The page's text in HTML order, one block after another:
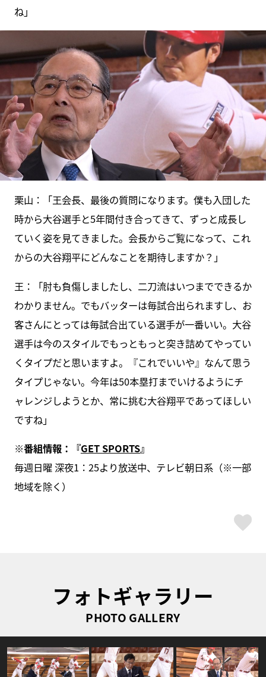
ね」
栗山：「王会長、最後の質問になります。僕も入団した
時から大谷選手と5年間付き合ってきて、ずっと成長し
ていく姿を見てきました。会長からご覧になって、これ
からの大谷翔平にどんなことを期待しますか？」
王：「肘も負傷しましたし、二刀流はいつまでできるか
わかりません。でもバッターは毎試合出られますし、お
客さんにとっては毎試合出ている選手が一番いい。大谷
選手は今のスタイルでもっともっと突き詰めてやってい
くタイプだと思いますよ。『これでいいや』なんて思う
タイプじゃない。今年は50本塁打までいけるようにチ
ャレンジしようとか、常に挑む大谷翔平であってほしい
ですね」
※番組情報：『GET SPORTS』
毎週日曜 深夜1：25より放送中、テレビ朝日系（※一部
地域を除く）
フォトギャラリー
PHOTO GALLERY